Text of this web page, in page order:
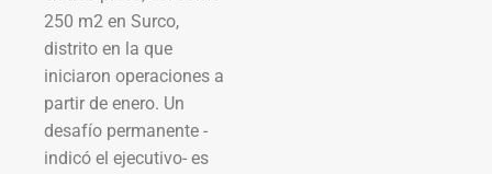
250 m2 en Surco,
distrito en la que
iniciaron operaciones a
partir de enero. Un
desafío permanente -
indicó el ejecutivo- es